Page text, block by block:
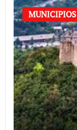
MUNICIPIOS